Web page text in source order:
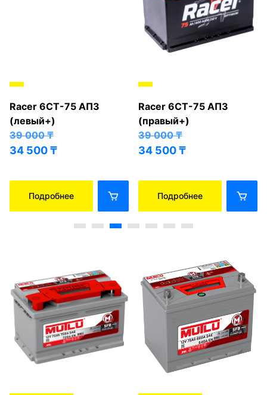
Racer 6СТ-75 АПЗ
(левый+)
39 000₸
34 500₸
Подробнее
Racer 6СТ-75 АПЗ
(правый+)
39 000₸
34 500₸
Подробнее